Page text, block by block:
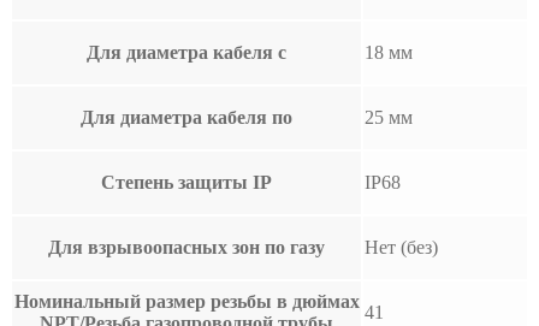
Для диаметра кабеля с 18 мм
Для диаметра кабеля по 25 мм
Степень защиты IP IP68
Для взрывоопасных зон по газу Нет (без)
Номинальный размер резьбы в дюймах
41